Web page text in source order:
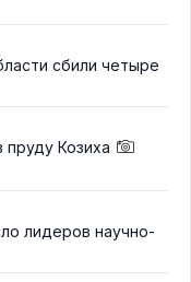
сбили четыре
пруду Козиха
лидеров научно-